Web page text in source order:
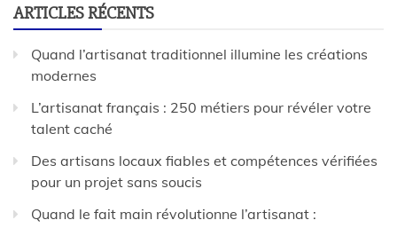
ARTICLES RÉCENTS
Quand l’artisanat traditionnel illumine les créations
modernes
L’artisanat français : 250 métiers pour révéler votre
talent caché
Des artisans locaux fiables et compétences vérifiées
pour un projet sans soucis
Quand le fait main révolutionne l’artisanat :